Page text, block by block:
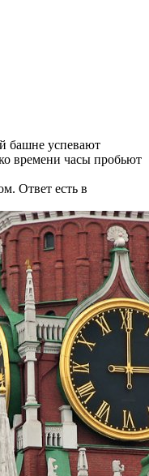
башне успевают
времени часы пробьют
Ответ есть в